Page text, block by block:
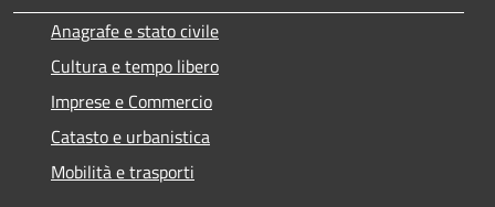
Anagrafe e stato civile
Cultura e tempo libero
Imprese e Commercio
Catasto e urbanistica
Mobilità e trasporti